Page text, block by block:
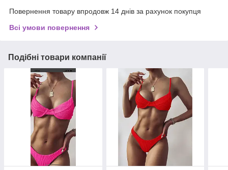
Повернення товару впродовж 14 днів за рахунок покупця
Всі умови повернення
Подібні товари компанії